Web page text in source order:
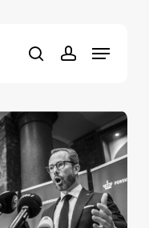
searchaccount
MenuClose